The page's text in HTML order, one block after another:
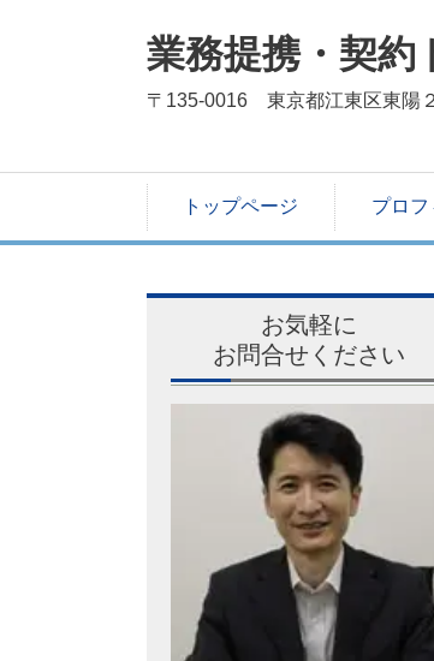
業務提携・契約
〒135-0016 東京都江東区東
トップページ プロ
お気軽に
お問合せください